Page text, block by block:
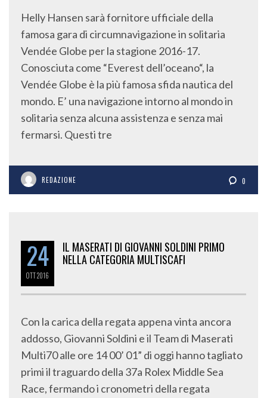
Helly Hansen sarà fornitore ufficiale della
famosa gara di circumnavigazione in solitaria
Vendée Globe per la stagione 2016-17.
Conosciuta come “Everest dell’oceano“, la
Vendée Globe è la più famosa sfida nautica del
mondo. E’ una navigazione intorno al mondo in
solitaria senza alcuna assistenza e senza mai
fermarsi. Questi tre
REDAZIONE 0
24
OTT2016
IL MASERATI DI GIOVANNI SOLDINI PRIMO
NELLA CATEGORIA MULTISCAFI
Con la carica della regata appena vinta ancora
addosso, Giovanni Soldini e il Team di Maserati
Multi70 alle ore 14 00’ 01” di oggi hanno tagliato
primi il traguardo della 37a Rolex Middle Sea
Race, fermando i cronometri della regata